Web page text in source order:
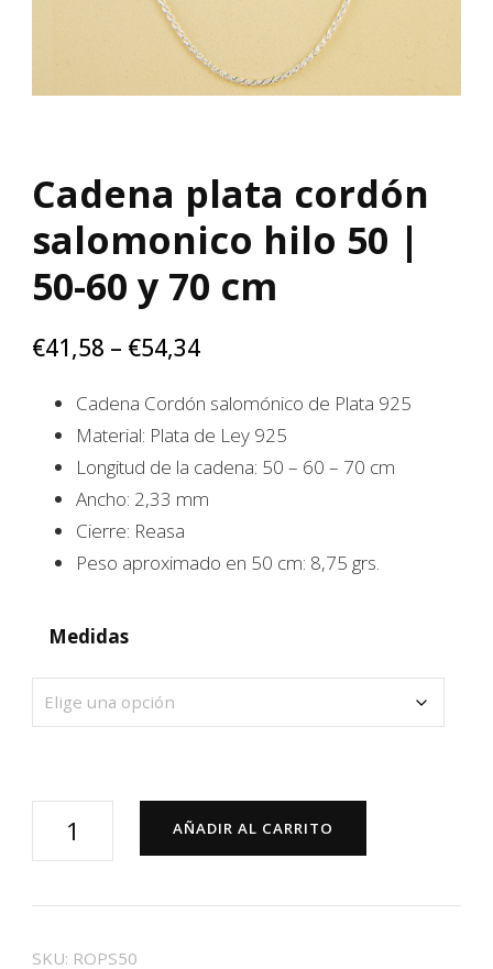
Cadena plata cordón
salomonico hilo 50 |
50-60 y 70 cm
€41,58 – €54,34
Cadena Cordón salomónico de Plata 925
Material: Plata de Ley 925
Longitud de la cadena: 50 – 60 – 70 cm
Ancho: 2,33 mm
Cierre: Reasa
Peso aproximado en 50 cm: 8,75 grs.
Medidas
plata
salomonico
AÑADIR AL CARRITO
SKU: ROPS50